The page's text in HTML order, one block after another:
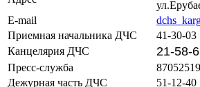
E-mail
Приемная начальника ДЧС
41-30-03
Канцелярия ДЧС
21-58-
Пресс-служба
Дежурная часть ДЧС
51-12-40